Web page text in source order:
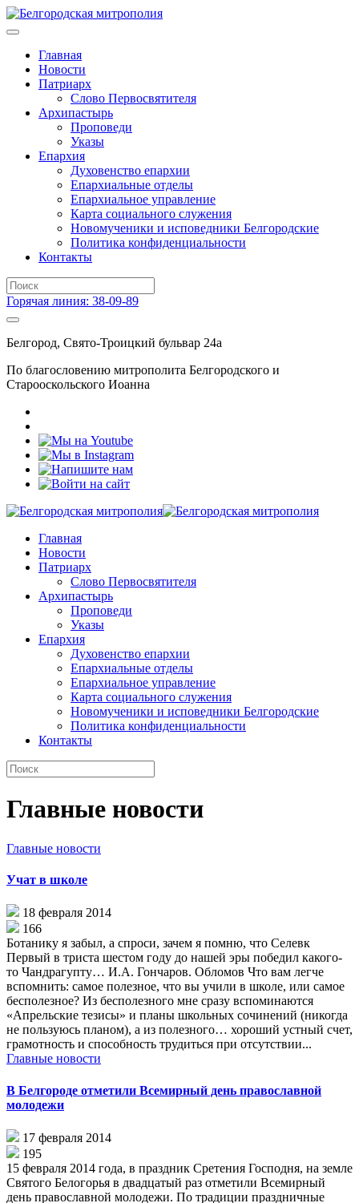
Главная
Новости
Патриарх
Слово Первосвятителя
Архипастырь
Проповеди
Указы
Епархия
Духовенство епархии
Епархиальные отделы
Епархиальное управление
Карта социального служения
Новомученики и исповедники Белгородские
Политика конфиденциальности
Контакты
Горячая линия: 38-09-89
Белгород, Свято-Троицкий бульвар 24а
По благословению митрополита Белгородского и
Старооскольского Иоанна
Главная
Новости
Патриарх
Слово Первосвятителя
Архипастырь
Проповеди
Указы
Епархия
Духовенство епархии
Епархиальные отделы
Епархиальное управление
Карта социального служения
Новомученики и исповедники Белгородские
Политика конфиденциальности
Контакты
Главные новости
Главные новости
Учат в школе
18 февраля 2014
166
Ботанику я забыл, а спроси, зачем я помню, что Селевк
Первый в триста шестом году до нашей эры победил какого-
то Чандрагупту… И.А. Гончаров. Обломов Что вам легче
вспомнить: самое полезное, что вы учили в школе, или самое
бесполезное? Из бесполезного мне сразу вспоминаются
«Апрельские тезисы» и планы школьных сочинений (никогда
не пользуюсь планом), а из полезного… хороший устный счет,
грамотность и способность трудиться при отсутствии...
Главные новости
В Белгороде отметили Всемирный день православной
молодежи
17 февраля 2014
195
15 февраля 2014 года, в праздник Сретения Господня, на земле
Святого Белогорья в двадцатый раз отметили Всемирный
день православной молодежи. По традиции праздничные